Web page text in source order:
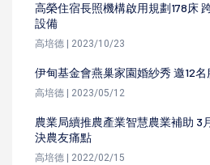
高榮住宿長照機構啟用規劃178床
設備
高培德 | 2023/10/23
伊甸基金會燕巢家園婚紗秀 邀12
高培德 | 2023/05/12
農業局續推農產業智慧農業補助 3
決農友痛點
高培德 | 2022/02/15